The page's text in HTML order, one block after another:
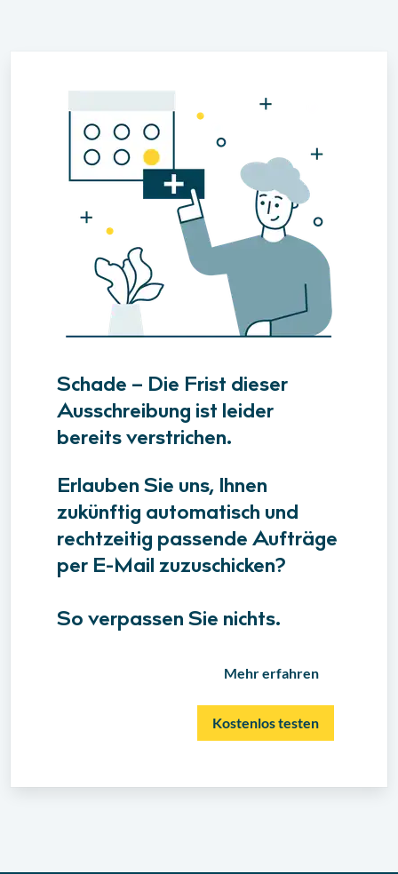
Schade – Die Frist dieser
Ausschreibung ist leider
bereits verstrichen.
Erlauben Sie uns, Ihnen
zukünftig automatisch und
rechtzeitig passende Aufträge
per E-Mail zuzuschicken?
So verpassen Sie nichts.
Mehr erfahren
Kostenlos testen